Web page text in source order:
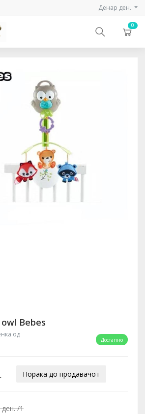
Денар ден.
0
Bebes
од
Достапно
Порака до продавачот
ден./1